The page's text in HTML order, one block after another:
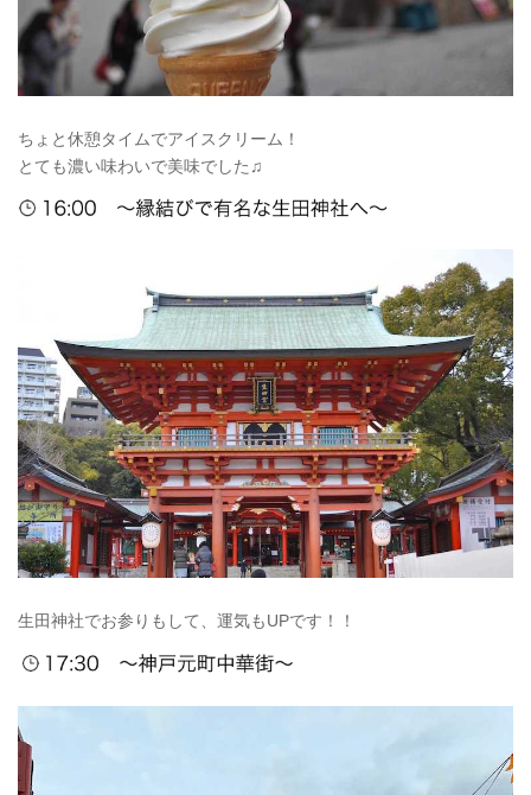
ちょと休憩タイムでアイスクリーム！
とても濃い味わいで美味でした♫
生田神社でお参りもして、運気もUPです！！